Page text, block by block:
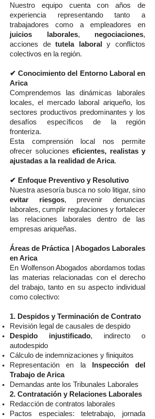
Nuestro equipo cuenta con años de
experiencia representando tanto a
trabajadores como a empleadores en
juicios laborales, negociaciones,
acciones detutela laboral
y conflictos
colectivos en la región.
✔ Conocimiento del Entorno Laboral en
Arica
Comprendemos las dinámicas laborales
locales, el mercado laboral ariqueño, los
sectores productivos predominantes y los
desafíos específicos de la región
fronteriza.
Esta comprensión local nos permite
ofrecer soluciones eficientes, realistas y
ajustadas a la realidad de Arica.
✔ Enfoque Preventivo y Resolutivo
Nuestra asesoría busca no solo litigar, sino
evitar riesgos, prevenir denuncias
laborales, cumplir regulaciones y fortalecer
las relaciones laborales dentro de las
empresas ariqueñas.
Áreas de Práctica | Abogados Laborales
en Arica
En Wolfenson Abogados abordamos todas
las materias relacionadas con el derecho
del trabajo, tanto en su aspecto individual
como colectivo:
1. Despidos y Terminación de Contrato
Revisión legal de causales de despido
Despido injustificado, indirecto o
autodespido
Cálculo de indemnizaciones y finiquitos
Representación en la
Inspección del
Trabajo de Arica
Demandas ante los Tribunales Laborales
2. Contratación y Relaciones Laborales
Redacción de contratos laborales
Pactos especiales: teletrabajo, jornada